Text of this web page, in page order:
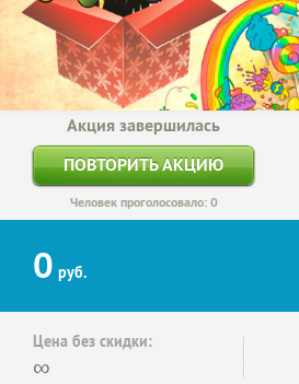
Акция завершилась
ПОВТОРИТЬ АКЦИЮ
Человек проголосовало: 0
0 руб.
Цена без скидки:
∞